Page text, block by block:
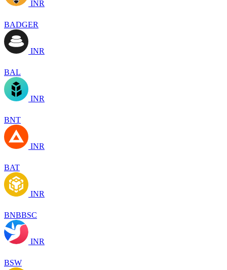
INR
BADGER
INR
BAL
INR
BNT
INR
BAT
INR
BNBBSC
INR
BSW